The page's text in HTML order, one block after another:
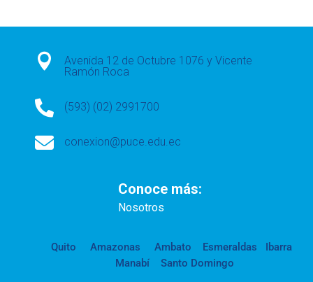

Avenida 12 de Octubre 1076 y Vicente
Ramón Roca
 (593) (02) 2991700
 conexion@puce.edu.ec
Conoce más:
Nosotros
Quito Amazonas Ambato Esmeraldas
Ibarra
Manabí
Santo Domingo